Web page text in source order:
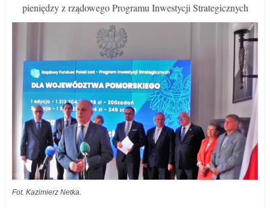
pieniędzy z rządowego Programu Inwestycji Strategicznych
Fot. Kazimierz Netka.